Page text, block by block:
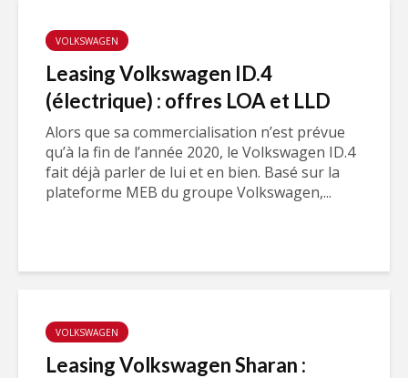
VOLKSWAGEN
Leasing Volkswagen ID.4
(électrique) : offres LOA et LLD
Alors que sa commercialisation n’est prévue
qu’à la fin de l’année 2020, le Volkswagen ID.4
fait déjà parler de lui et en bien. Basé sur la
plateforme MEB du groupe Volkswagen,...
VOLKSWAGEN
Leasing Volkswagen Sharan :